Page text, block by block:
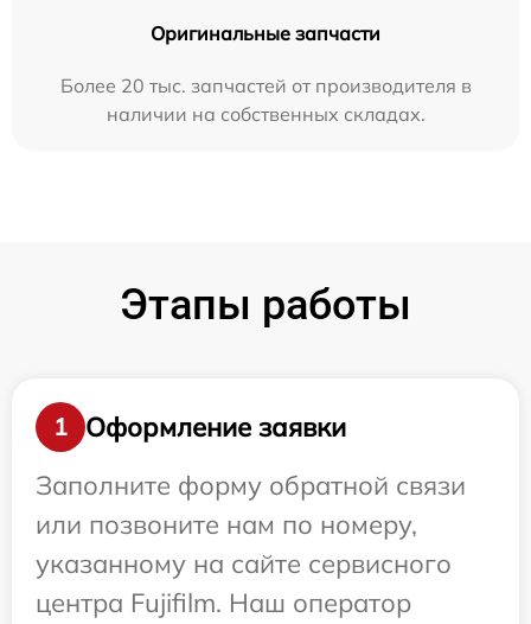
Оригинальные запчасти
Более 20 тыс. запчастей от производителя в
наличии на собственных складах.
Этапы работы
1
Оформление заявки
Заполните форму обратной связи
или позвоните нам по номеру,
указанному на сайте сервисного
центра Fujifilm. Наш оператор